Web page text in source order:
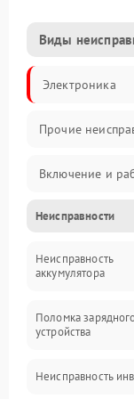
Виды
Электроника
Прочие
Включение и
Работа с
Звук и индикация
Неисправности
Неисправность
аккумулятора
Поломка
устройства
Неисправность